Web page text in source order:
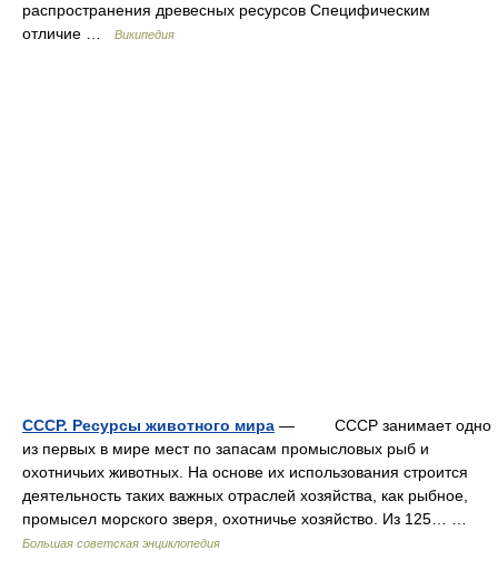
распространения древесных ресурсов Специфическим
отличие …
Википедия
СССР. Ресурсы животного мира — СССР занимает одно
из первых в мире мест по запасам промысловых рыб и
охотничьих животных. На основе их использования строится
деятельность таких важных отраслей хозяйства, как рыбное,
промысел морского зверя, охотничье хозяйство. Из 125… …
Большая советская энциклопедия